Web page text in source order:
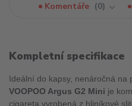
Komentáře
0
Kompletní specifikace
Ideální do kapsy, nenáročná na
VOOPOO Argus G2 Mini je
cigareta vyrobená z hliníkové